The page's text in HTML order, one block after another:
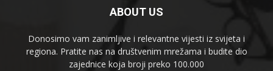
ABOUT US
Donosimo vam zanimljive i relevantne vijesti iz svijeta i
regiona. Pratite nas na društvenim mrežama i budite dio
zajednice koja broji preko 100.000